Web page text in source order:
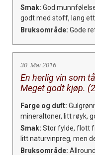
Smak: God
godt med stoff, lang
Bruksområde: Gode
30. Mai 2016
En herlig vin som
Meget godt kjøp.
Farge og duft:
mineraltoner, litt røyk,
Smak: Stor fylde, flott
litt naturvinpreg, men
Bruksområde: Allround.